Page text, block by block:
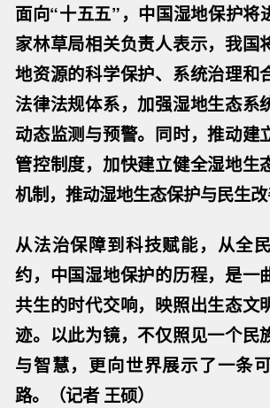
面向“十五五”，中国湿地保护将
家林草局相关负责人表示，我国
地资源的科学保护、系统治理和
法律法规体系，加强湿地生态系
动态监测与预警。同时，推动建
管控制度，加快建立健全湿地生
机制，推动湿地生态保护与民生
从法治保障到科技赋能，从全
约，中国湿地保护的历程，是一
共生的时代交响，映照出生态文
迹。以此为镜，不仅照见一个民
与智慧，更向世界展示了一条
路。（记者 王硕）